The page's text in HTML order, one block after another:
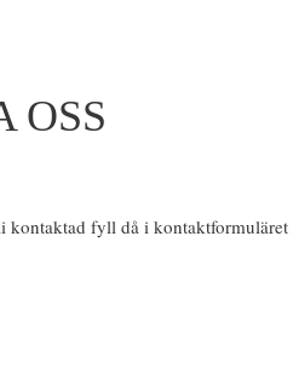
OSS
fyll då i kontaktformuläret